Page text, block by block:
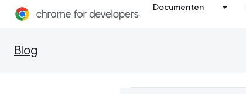
Documenten
Blog